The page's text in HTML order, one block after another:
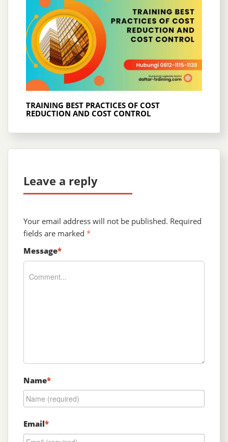
TRAINING BEST PRACTICES OF COST
REDUCTION AND COST CONTROL
Leave a reply
Your email address will not be published. Required
fields are marked *
Message*
Name*
Email*